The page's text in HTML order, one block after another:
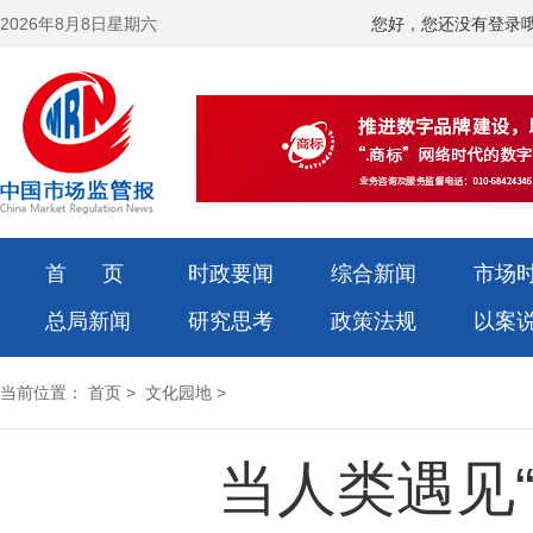
2026年8月8日星期六 您好，您还没有登录
首 页 时政要闻 综合新闻
市场
总局新闻
研究思考 政策法规 以案
当前位置： 首页 > 文化园地 >
当人类遇见